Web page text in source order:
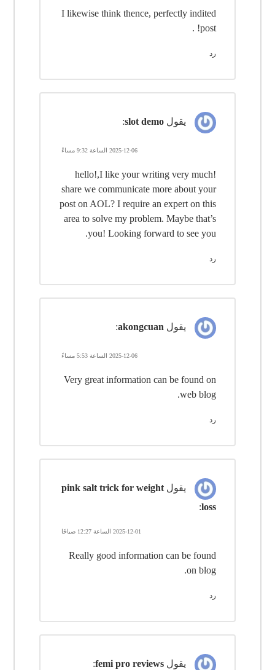
I likewise think thence, perfectly indited
post! .
رد
يقول slot demo
:
2025-12-06 الساعة 9:32 مساءً
hello!,I like your writing very much!
share we communicate more about your
post on AOL? I require an expert on this
area to solve my problem. Maybe that’s
you! Looking forward to see you.
رد
يقول akongcuan
:
2025-12-06 الساعة 5:53 مساءً
Very great information can be found on
web blog.
رد
يقول pink salt trick for weight
loss
:
2025-12-01 الساعة 12:27 صباحًا
Really good information can be found
on blog.
رد
يقول femi pro reviews
: